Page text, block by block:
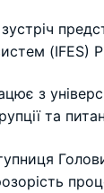
(IFES)
з
та